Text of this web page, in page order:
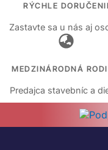
RÝCHLE
Zastavte sa u nás aj
MEDZINÁRODNÁ
Predajca stavebníc a